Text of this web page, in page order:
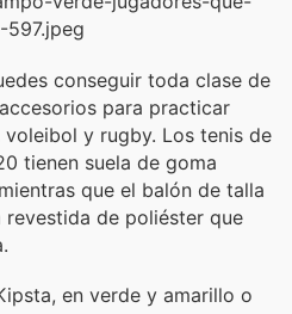
conseguir toda clase de
para practicar
y rugby. Los tenis de
tienen suela de goma
que el balón de talla
revestida de poliéster que
en verde y amarillo o